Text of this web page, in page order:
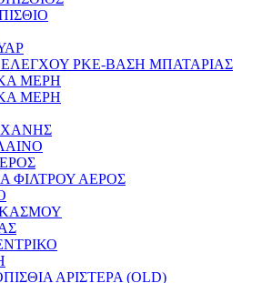
PKE-ΒΑΣΗ ΜΠΑΤΑΡΙΑΣ
ΜΕΡΗ
ΜΕΡΗ
ΦΙΛΤΡΟΥ ΑΕΡΟΣ
ΑΡΙΣΤΕΡΑ (OLD)